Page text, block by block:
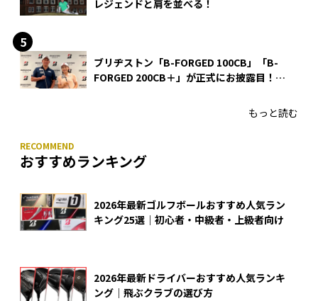
レジェンドと肩を並べる！
ブリヂストン「B-FORGED 100CB」「B-
FORGED 200CB＋」が正式にお披露目！
もっと読む
おすすめランキング
2026年最新ゴルフボールおすすめ人気ラン
キング25選｜初心者・中級者・上級者向け
2026年最新ドライバーおすすめ人気ランキ
ング｜飛ぶクラブの選び方